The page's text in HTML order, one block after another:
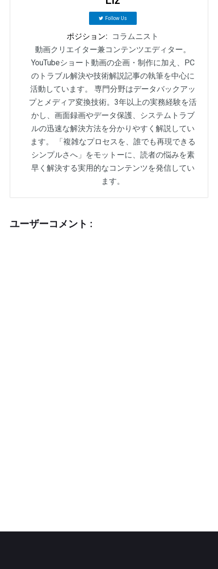
Follow Us
ポジション:
コラムニスト
動画クリエイター兼コンテンツエディター。
YouTubeショート動画の企画・制作に加え、PC
のトラブル解決や技術解説記事の執筆を中心に
活動しています。 専門分野はデータバックアッ
プとメディア変換技術。3年以上の実務経験を活
かし、画面録画やデータ保護、システムトラブ
ルの迅速な解決方法を分かりやすく解説してい
ます。 「複雑なプロセスを、誰でも再現できる
シンプルさへ」をモットーに、読者の悩みを素
早く解決する実用的なコンテンツを発信してい
ます。
ユーザーコメント :